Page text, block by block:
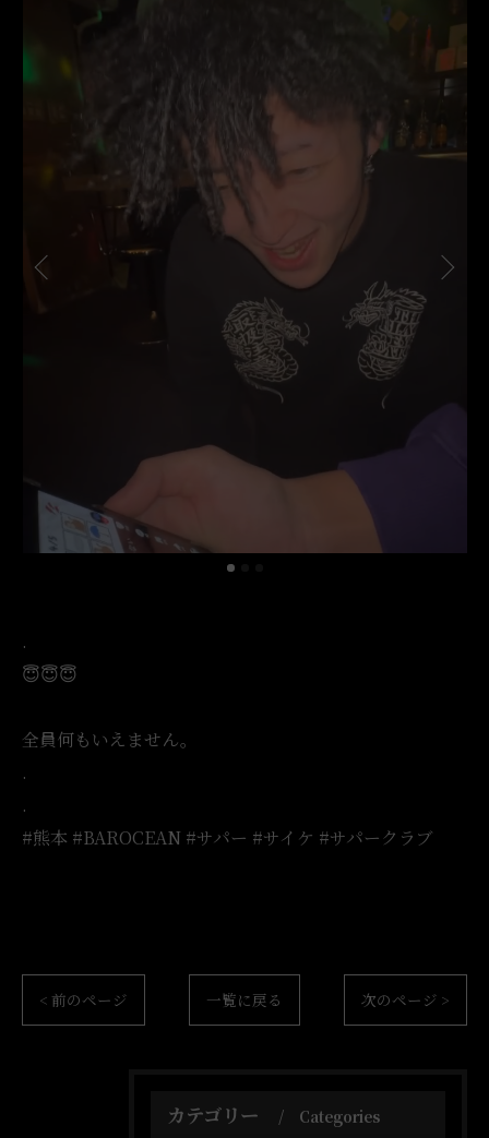
.
😇😇😇
全員何もいえません。
.
.
#熊本 #BAROCEAN #サパー #サイケ #サパークラブ
< 前のページ 一覧に戻る 次のページ >
カテゴリー Categories